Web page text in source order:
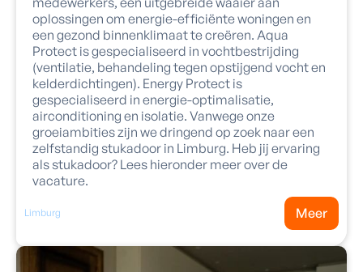
oplossingen om energie-efficiënte woningen en
een gezond binnenklimaat te creëren. Aqua
Protect is gespecialiseerd in vochtbestrijding
(ventilatie, behandeling tegen opstijgend vocht en
kelderdichtingen). Energy Protect is
gespecialiseerd in energie-optimalisatie,
airconditioning en isolatie. Vanwege onze
groeiambities zijn we dringend op zoek naar een
zelfstandig stukadoor in Limburg. Heb jij ervaring
als stukadoor? Lees hieronder meer over de
vacature.
Limburg Meer